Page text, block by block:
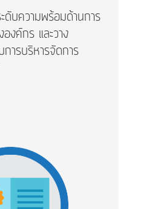
ดับความพร้อมด้านการ
งค์กร และวาง
การบริหารจัดการ